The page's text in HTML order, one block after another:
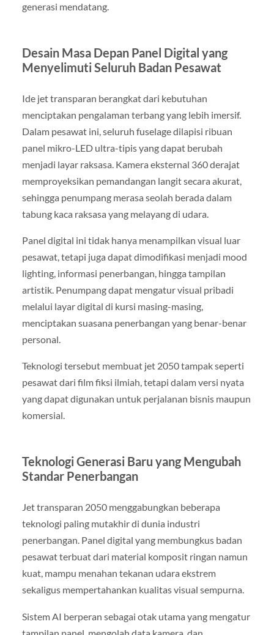
generasi mendatang.
Desain Masa Depan Panel Digital yang
Menyelimuti Seluruh Badan Pesawat
Ide jet transparan berangkat dari kebutuhan
menciptakan pengalaman terbang yang lebih imersif.
Dalam pesawat ini, seluruh fuselage dilapisi ribuan
panel mikro-LED ultra-tipis yang dapat berubah
menjadi layar raksasa. Kamera eksternal 360 derajat
memproyeksikan pemandangan langit secara akurat,
sehingga penumpang merasa seolah berada dalam
tabung kaca raksasa yang melayang di udara.
Panel digital ini tidak hanya menampilkan visual luar
pesawat, tetapi juga dapat dimodifikasi menjadi mood
lighting, informasi penerbangan, hingga tampilan
artistik. Penumpang dapat mengatur visual pribadi
melalui layar digital di kursi masing-masing,
menciptakan suasana penerbangan yang benar-benar
personal.
Teknologi tersebut membuat jet 2050 tampak seperti
pesawat dari film fiksi ilmiah, tetapi dalam versi nyata
yang dapat digunakan untuk perjalanan bisnis maupun
komersial.
Teknologi Generasi Baru yang Mengubah
Standar Penerbangan
Jet transparan 2050 menggabungkan beberapa
teknologi paling mutakhir di dunia industri
penerbangan. Panel digital yang membungkus badan
pesawat terbuat dari material komposit ringan namun
kuat, mampu menahan tekanan udara ekstrem
sekaligus mempertahankan kualitas visual sempurna.
Sistem AI berperan sebagai otak utama yang mengatur
tampilan panel, mengolah data kamera, dan